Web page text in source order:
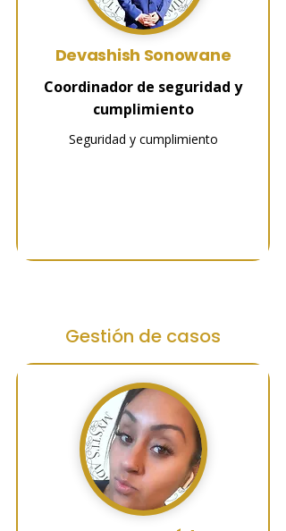
Devashish Sonowane
Coordinador de seguridad y
cumplimiento
Seguridad y cumplimiento
Gestión de casos